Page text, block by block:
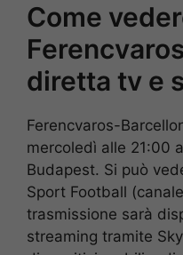
Come
diretta tv e
Ferencvaros-
mercoledì alle 21:00
Budapest. Si può
Sport Football
trasmissione sarà
streaming tramite